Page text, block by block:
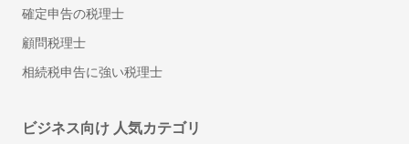
確定申告の税理士
顧問税理士
相続税申告に強い税理士
ビジネス向け 人気カテゴリ